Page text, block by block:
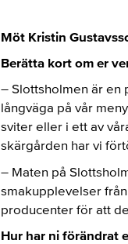
Möt Kristin
Berätta kort om er
– Slottsholmen är en
långväga på vår
sviter eller i ett av
skärgården har vi
– Maten på
smakupplevelser
producenter för att
Hur har ni förändrat